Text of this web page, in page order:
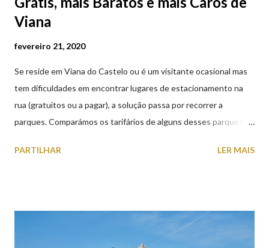
Viana
fevereiro 21, 2020
Se reside em Viana do Castelo ou é um visitante ocasional mas
tem dificuldades em encontrar lugares de estacionamento na
rua (gratuitos ou a pagar), a solução passa por recorrer a
parques. Comparámos os tarifários de alguns desses parques de
subterrâneos) perto do centro da cidade (entenda-se por
subterrâneos. O Parque da Estação Viana Shopping é grátis de
2ª a 5ª feira a partir das 20:00 (DIAS ÚTEIS)
PARTILHAR LER MAIS